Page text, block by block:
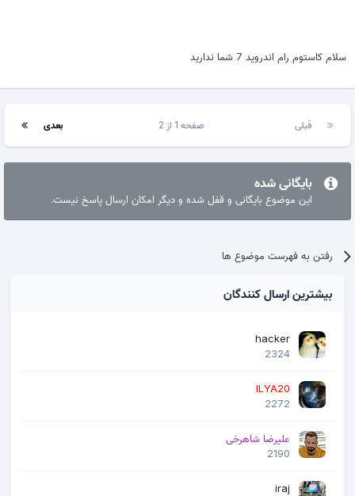
سلام کاستوم رام اندروید 7 شما ندارید
قبلی بعدی صفحه 1 از 2
بایگانی شده
این موضوع بایگانی و قفل شده و دیگر امکان ارسال پاسخ نیست.
رفتن به فهرست موضوع ها
بیشترین ارسال کنندگان
hacker
2324
ILYA20
2272
علیرضا شاهرخی
2190
iraj